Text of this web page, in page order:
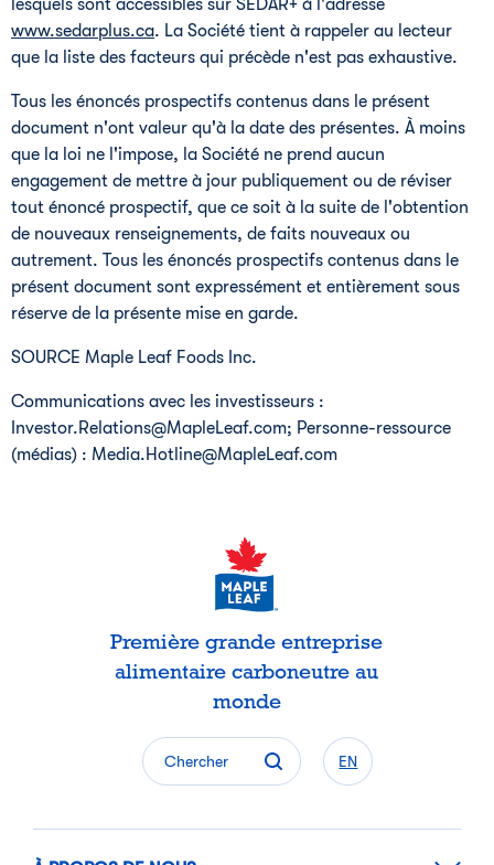
lesquels sont accessibles sur SEDAR+ à l'adresse
www.sedarplus.ca. La Société tient à rappeler au lecteur
que la liste des facteurs qui précède n'est pas exhaustive.
Tous les énoncés prospectifs contenus dans le présent
document n'ont valeur qu'à la date des présentes. À moins
que la loi ne l'impose, la Société ne prend aucun
engagement de mettre à jour publiquement ou de réviser
tout énoncé prospectif, que ce soit à la suite de l'obtention
de nouveaux renseignements, de faits nouveaux ou
autrement. Tous les énoncés prospectifs contenus dans le
présent document sont expressément et entièrement sous
réserve de la présente mise en garde.
SOURCE Maple Leaf Foods Inc.
Communications avec les investisseurs :
Investor.Relations@MapleLeaf.com; Personne-ressource
(médias) : Media.Hotline@MapleLeaf.com
Première grande entreprise
alimentaire carboneutre au
monde
Chercher EN